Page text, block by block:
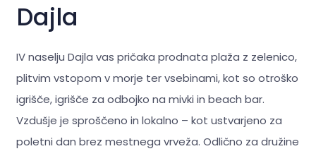
Dajla
IV naselju Dajla vas pričaka prodnata plaža z zelenico,
plitvim vstopom v morje ter vsebinami, kot so otroško
igrišče, igrišče za odbojko na mivki in beach bar.
Vzdušje je sproščeno in lokalno – kot ustvarjeno za
poletni dan brez mestnega vrveža. Odlično za družine